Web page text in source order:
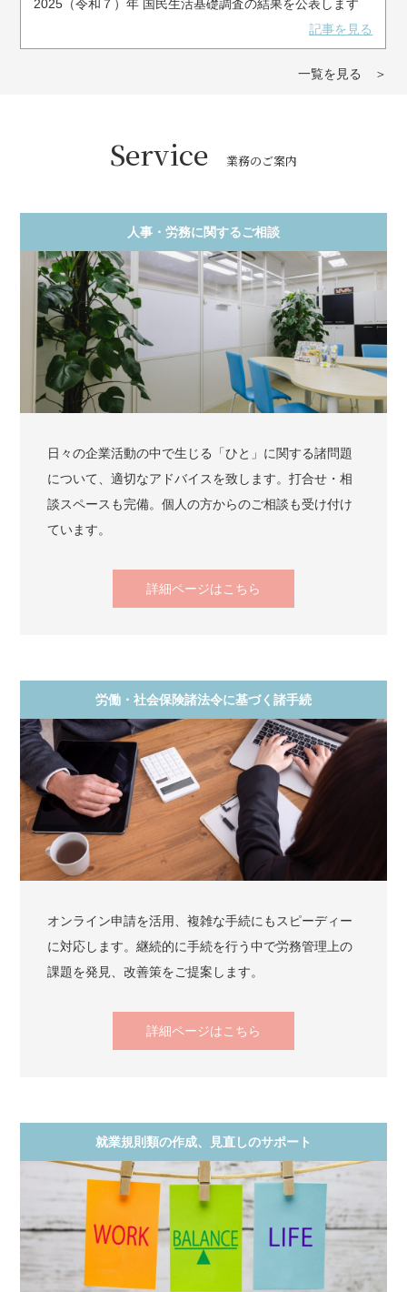
2025（令和７）年 国民生活基礎調査の結果を公表します
記事を見る
一覧を見る ＞
Service 業務のご案内
人事・労務に関するご相談
日々の企業活動の中で生じる「ひと」に関する諸問題
について、適切なアドバイスを致します。打合せ・相
談スペースも完備。個人の方からのご相談も受け付け
ています。
詳細ページはこちら
労働・社会保険諸法令に基づく諸手続
オンライン申請を活用、複雑な手続にもスピーディー
に対応します。継続的に手続を行う中で労務管理上の
課題を発見、改善策をご提案します。
詳細ページはこちら
就業規則類の作成、見直しのサポート